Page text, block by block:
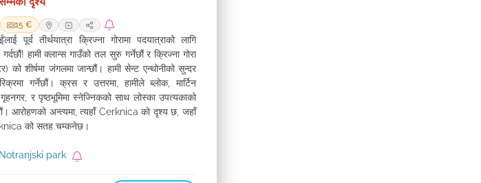
15 €
पूर्व तीर्थयात्रा क्रिज्ना गोरामा पदयात्राको लागि
हामी क्लान्स गाउँको तल सुरु गर्नेछौं र क्रिज्ना गोरा
को शीर्षमा जंगलमा जान्छौं। हामी सेन्ट एन्थोनीको सुन्दर
गर्नेछौं। क्रस र उत्तरमा, हामीले ब्लोक, मार्टिन
र पृष्ठभूमिमा स्नेज्निकको साथ लोस्का उपत्यकाको
आरोहणको अन्त्यमा, त्यहाँ Cerknica को दृश्य छ, जहाँ
को सतह चम्कनेछ।
Notranjski park